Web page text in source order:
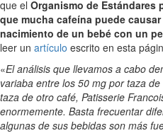
que el Organismo de Estándares
que mucha cafeína puede
nacimiento de un bebé con un
leer un artículo escrito en esta
«El análisis que llevamos a cabo
variaba entre los 50 mg por taza
taza de otro café, Patisserie
enormemente. Basta frecuentar
algunas de sus bebidas son más